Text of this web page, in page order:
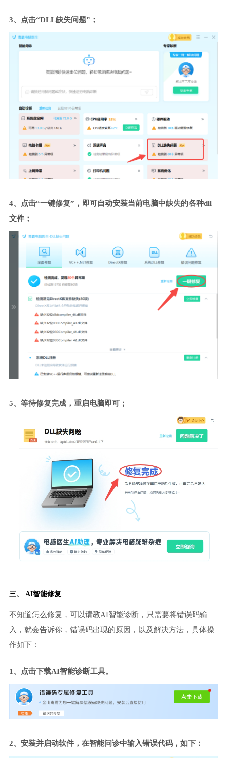
3、点击“DLL缺失问题”；
4、点击“一键修复”，即可自动安装当前电脑中缺失的各种dll
文件；
5、等待修复完成，重启电脑即可；
三、 AI智能修复
不知道怎么修复，可以请教AI智能诊断，只需要将错误码输
入，就会告诉你，错误码出现的原因，以及解决方法，具体操
作如下：
1、点击下载AI智能诊断工具。
2、安装并启动软件，在智能问诊中输入错误代码，如下：